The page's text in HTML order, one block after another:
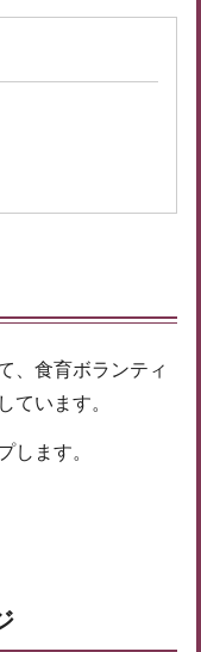
、食育ボランティ
ています。
します。